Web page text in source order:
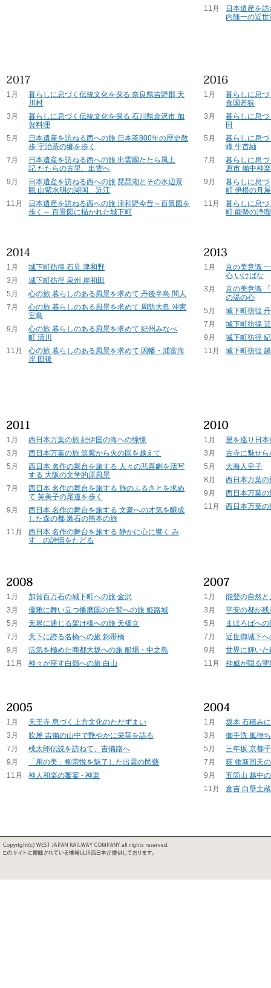
11月
日本遺産を
内随一の近
1月
暮らしに息づく伝統文化を探る 奈良県吉野郡 天
川村
3月
暮らしに息づく伝統文化を探る 石川県金沢市 加
賀料理
5月
日本遺産を訪ねる西への旅 日本茶800年の歴史散
歩 宇治茶の郷を歩く
7月
日本遺産を訪ねる西への旅 出雲國たたら風土
記 たたらの古里、出雲へ
9月
日本遺産を訪ねる西への旅 琵琶湖とその水辺景
観 山紫水明の湖国、近江
11月
日本遺産を訪ねる西への旅 津和野今昔～百景図を
歩く～ 百景図に描かれた城下町
1月
暮らしに息
食国若狭
3月
暮らしに息
田
5月
暮らしに息
峰 牛首紬
7月
暮らしに息
原市 備中神楽
9月
暮らしに息
町 伊根の舟屋
11月
暮らしに息
町 能勢の浄
1月
城下町彷徨 石見 津和野
3月
城下町彷徨 泉州 岸和田
5月
心の旅 暮らしのある風景を求めて 丹後半島 間人
7月
心の旅 暮らしのある風景を求めて 周防大島 沖家
室島
9月
心の旅 暮らしのある風景を求めて 紀州みなべ
町 清川
11月
心の旅 暮らしのある風景を求めて 因幡・浦富海
岸 田後
1月
京の美意識
心 いけばな
3月
京の美意識
の湯の心
5月
城下町彷徨
7月
城下町彷徨
9月
城下町彷徨
11月
城下町彷徨
1月
西日本万葉の旅 紀伊国の海ヘの憧憬
3月
西日本万葉の旅 筑紫から火の国を越えて
5月
西日本 名作の舞台を旅する 人々の悲喜劇を活写
する 大阪の文学的原風景
7月
西日本 名作の舞台を旅する 旅のふるさとを求め
て 芙美子の尾道を歩く
9月
西日本 名作の舞台を旅する 文豪への才気を醸成
した森の都 漱石の熊本の旅
11月
西日本 名作の舞台を旅する 静かに心に響く み
すゞの詩情をたどる
1月
里を巡り日
3月
古寺に魅せ
5月
大海人皇子
8月
西日本万葉
9月
西日本万葉
11月
西日本万葉
1月
加賀百万石の城下町への旅 金沢
3月
優雅に舞い立つ播磨国の白鷲への旅 姫路城
5月
天界に通じる架け橋への旅 天橋立
7月
天下に誇る名橋への旅 錦帯橋
9月
活気を極めた商都大坂への旅 船場・中之島
11月
神々が座す白嶺への旅 白山
1月
能登の自然
3月
平安の都が
5月
まほろばへ
7月
近世御城下
9月
世界に輝い
11月
神威が隠る
1月
天王寺 息づく上方文化のただずまい
3月
吹屋 吉備の山中で艶やかに栄華を語る
7月
桃太郎伝説を訪ねて、吉備路へ
9月
「用の美」柳宗悦を魅了した出雲の民藝
11月
神人和楽の饗宴 - 神楽
1月
坂本 石積み
3月
御手洗 風待
5月
三年坂 京都
7月
萩 維新回天
9月
五箇山 越中
11月
倉吉 白壁土